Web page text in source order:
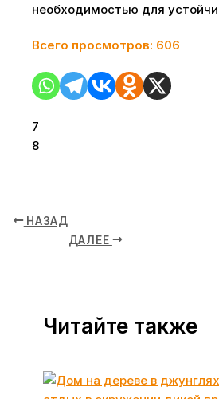
необходимостью для
Всего просмотров: 606
7
8
НАЗАД
ДАЛЕЕ
Читайте также